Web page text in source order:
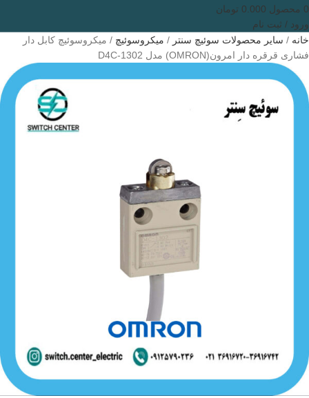
0 محصول 0.000 تومان
ورود / ثبت نام
خانه
سایر محصولات سوئیچ سنتر میکروسوئیچ
میکروسوئیچ کابل دار
فشاری قرقره دار امرون(OMRON) مدل D4C-1302